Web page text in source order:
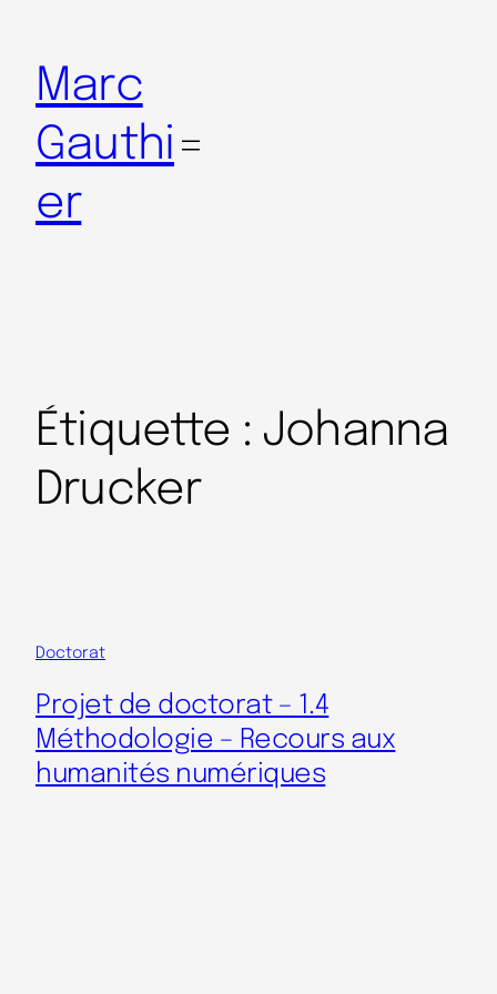
Marc
Gauthi
er
Étiquette : Johanna
Drucker
Doctorat
Projet de doctorat – 1.4
Méthodologie – Recours aux
humanités numériques